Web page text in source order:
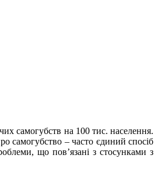
самогубств на 100 тис. населення.
самогубство – часто єдиний спосіб
що пов’язані з стосунками з